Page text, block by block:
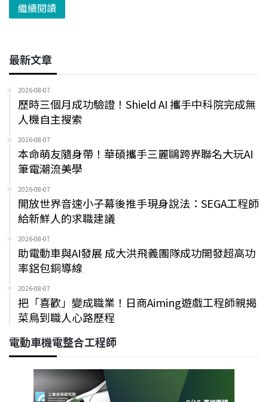
繼續閱讀
最新文章
2026-08-07
歷時三個月成功驗證！Shield AI 攜手中科院完成無
人機自主搜索
2026-08-07
本命萌友隨身帶！華碩攜手三麗鷗跨界聯名大玩AI
筆電潮流美學
2026-08-07
開放世界音速小子幕後推手現身說法：SEGA工程師
給新鮮人的求職建議
2026-08-07
助電動車與AI發展 成大洪飛義團隊成功開發超高功
率鋁包銅導線
2026-08-07
把「喜歡」變成職業！日商Aiming遊戲工程師親揭
菜鳥到職人心路歷程
電動車機電整合工程師